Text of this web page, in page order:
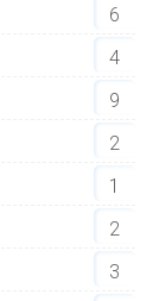
6
4
9
2
1
2
3